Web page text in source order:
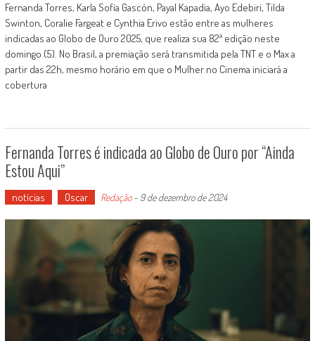
Fernanda Torres, Karla Sofía Gascón, Payal Kapadia, Ayo Edebiri, Tilda
Swinton, Coralie Fargeat e Cynthia Erivo estão entre as mulheres
indicadas ao Globo de Ouro 2025, que realiza sua 82ª edição neste
domingo (5). No Brasil, a premiação será transmitida pela TNT e o Max a
partir das 22h, mesmo horário em que o Mulher no Cinema iniciará a
cobertura
Fernanda Torres é indicada ao Globo de Ouro por “Ainda
Estou Aqui”
notícias Oscar Redação- 9 de dezembro de 2024